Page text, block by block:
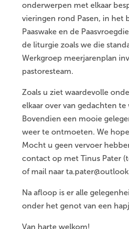
onderwerpen met elkaar
vieringen rond Pasen, in het
Paaswake en de
de liturgie zoals we die
Werkgroep meerjarenplan
pastoresteam.
Zoals u ziet waardevolle
elkaar over van gedachten te
Bovendien een mooie
weer te ontmoeten. We
Mocht u geen vervoer
contact op met Tinus Pater
of mail naar
Na afloop is er alle
onder het genot van een
Van harte welkom!